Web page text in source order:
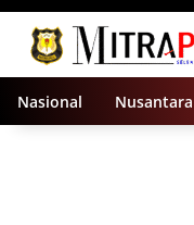
Nasional Nusantara